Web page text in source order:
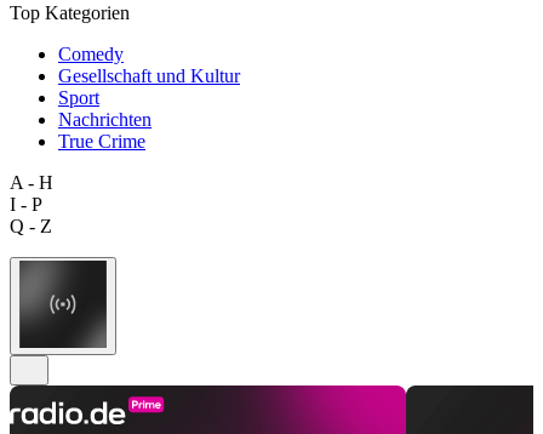
Top Kategorien
Comedy
Gesellschaft und Kultur
Sport
Nachrichten
True Crime
A - H
I - P
Q - Z